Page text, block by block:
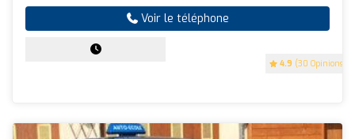
4.9 (30 Opinions)
Voir le téléphone